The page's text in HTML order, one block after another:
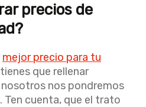
precios de
mejor precio para tu
que rellenar
nos pondremos
cuenta, que el trato